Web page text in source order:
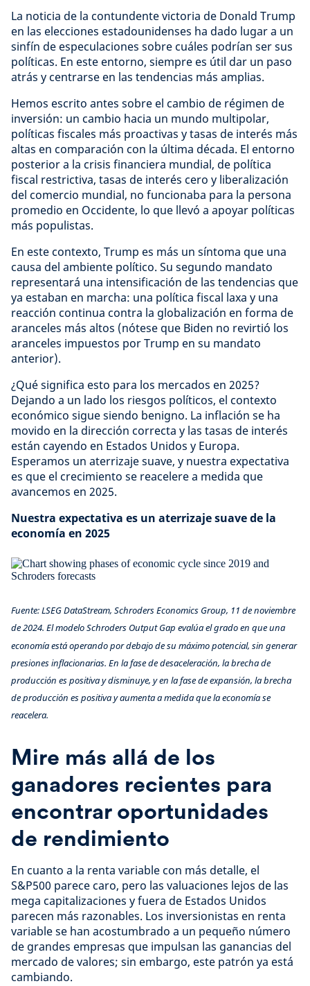
La noticia de la contundente victoria de Donald Trump
en las elecciones estadounidenses ha dado lugar a un
sinfín de especulaciones sobre cuáles podrían ser sus
políticas. En este entorno, siempre es útil dar un paso
atrás y centrarse en las tendencias más amplias.
Hemos escrito antes sobre el cambio de régimen de
inversión: un cambio hacia un mundo multipolar,
políticas fiscales más proactivas y tasas de interés más
altas en comparación con la última década. El entorno
posterior a la crisis financiera mundial, de política
fiscal restrictiva, tasas de interés cero y liberalización
del comercio mundial, no funcionaba para la persona
promedio en Occidente, lo que llevó a apoyar políticas
más populistas.
En este contexto, Trump es más un síntoma que una
causa del ambiente político. Su segundo mandato
representará una intensificación de las tendencias que
ya estaban en marcha: una política fiscal laxa y una
reacción continua contra la globalización en forma de
aranceles más altos (nótese que Biden no revirtió los
aranceles impuestos por Trump en su mandato
anterior).
¿Qué significa esto para los mercados en 2025?
Dejando a un lado los riesgos políticos, el contexto
económico sigue siendo benigno. La inflación se ha
movido en la dirección correcta y las tasas de interés
están cayendo en Estados Unidos y Europa.
Esperamos un aterrizaje suave, y nuestra expectativa
es que el crecimiento se reacelere a medida que
avancemos en 2025.
Nuestra expectativa es un aterrizaje suave de la
economía en 2025
Fuente: LSEG DataStream, Schroders Economics Group, 11 de noviembre
de 2024. El modelo Schroders Output Gap evalúa el grado en que una
economía está operando por debajo de su máximo potencial, sin generar
presiones inflacionarias. En la fase de desaceleración, la brecha de
producción es positiva y disminuye, y en la fase de expansión, la brecha
de producción es positiva y aumenta a medida que la economía se
reacelera.
Mire más allá de los
ganadores recientes para
encontrar oportunidades
de rendimiento
En cuanto a la renta variable con más detalle, el
S&P500 parece caro, pero las valuaciones lejos de las
mega capitalizaciones y fuera de Estados Unidos
parecen más razonables. Los inversionistas en renta
variable se han acostumbrado a un pequeño número
de grandes empresas que impulsan las ganancias del
mercado de valores; sin embargo, este patrón ya está
cambiando.